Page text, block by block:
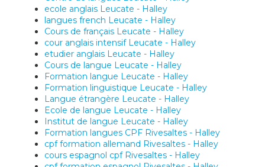
ecole anglais Leucate - Halley
langues french Leucate - Halley
Cours de français Leucate - Halley
cour anglais intensif Leucate - Halley
etudier anglais Leucate - Halley
Cours de langue Leucate - Halley
Formation langue Leucate - Halley
Formation linguistique Leucate - Halley
Langue étrangère Leucate - Halley
Ecole de langue Leucate - Halley
Institut de langue Leucate - Halley
Formation langues CPF Rivesaltes - Halley
cpf formation allemand Rivesaltes - Halley
cours espagnol cpf Rivesaltes - Halley